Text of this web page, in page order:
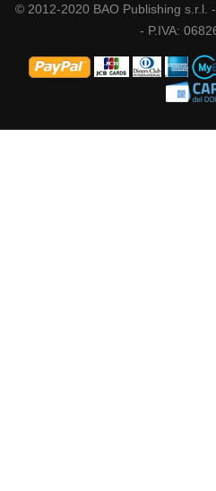
© 2012-2020 BAO Publishing s.r.l.
- P.IVA: